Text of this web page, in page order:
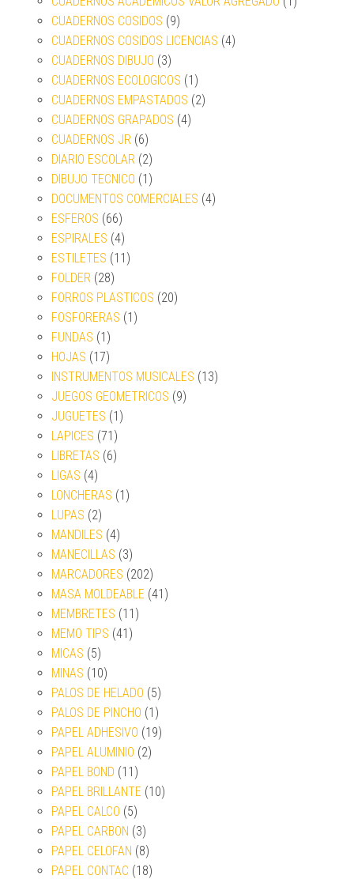
CUADERNOS COSIDOS (9)
CUADERNOS COSIDOS LICENCIAS (4)
CUADERNOS DIBUJO (3)
CUADERNOS ECOLOGICOS (1)
CUADERNOS EMPASTADOS (2)
CUADERNOS GRAPADOS (4)
CUADERNOS JR (6)
DIARIO ESCOLAR (2)
DIBUJO TECNICO (1)
DOCUMENTOS COMERCIALES (4)
ESFEROS (66)
ESPIRALES (4)
ESTILETES (11)
FOLDER (28)
FORROS PLASTICOS (20)
FOSFORERAS (1)
FUNDAS (1)
HOJAS (17)
INSTRUMENTOS MUSICALES (13)
JUEGOS GEOMETRICOS (9)
JUGUETES (1)
LAPICES (71)
LIBRETAS (6)
LIGAS (4)
LONCHERAS (1)
LUPAS (2)
MANDILES (4)
MANECILLAS (3)
MARCADORES (202)
MASA MOLDEABLE (41)
MEMBRETES (11)
MEMO TIPS (41)
MICAS (5)
MINAS (10)
PALOS DE HELADO (5)
PALOS DE PINCHO (1)
PAPEL ADHESIVO (19)
PAPEL ALUMINIO (2)
PAPEL BOND (11)
PAPEL BRILLANTE (10)
PAPEL CALCO (5)
PAPEL CARBON (3)
PAPEL CELOFAN (8)
PAPEL CONTAC (18)